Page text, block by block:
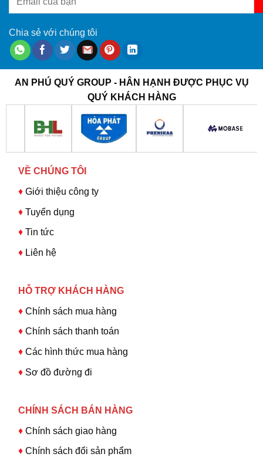
Chia sẻ với chúng tôi
AN PHÚ QUÝ GROUP - HÂN HẠNH ĐƯỢC PHỤC VỤ
QUÝ KHÁCH HÀNG
VỀ CHÚNG TÔI
♦ Giới thiệu công ty
♦Tuyển dụng
♦ Tin tức
♦ Liên hệ
HỖ TRỢ KHÁCH HÀNG
♦Chính sách mua hàng
♦ Chính sách thanh toán
♦ Các hình thức mua hàng
♦ Sơ đồ đường đi
CHÍNH SÁCH BÁN HÀNG
♦ Chính sách giao hàng
♦ Chính sách đổi sản phẩm